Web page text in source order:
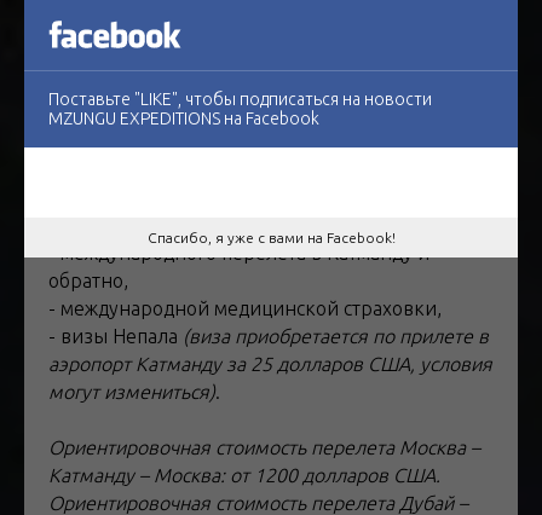
• 2 250 долларов США, при 12 участниках,
• 2 490 долларов США, при 8 – 9 участниках.
- международного перелёта в Катманду и
обратно,
- международной медицинской страховки,
- визы Непала (виза приобретается по прилете в
аэропорт Катманду за 25 долларов США, условия
могут измениться).
Ориентировочная стоимость перелета Москва –
Катманду – Москва: от 1200 долларов США.
Ориентировочная стоимость перелета Дубай –
Поставьте "LIKE", чтобы подписаться на новости
MZUNGU EXPEDITIONS на Facebook
Спасибо, я уже с вами на Facebook!